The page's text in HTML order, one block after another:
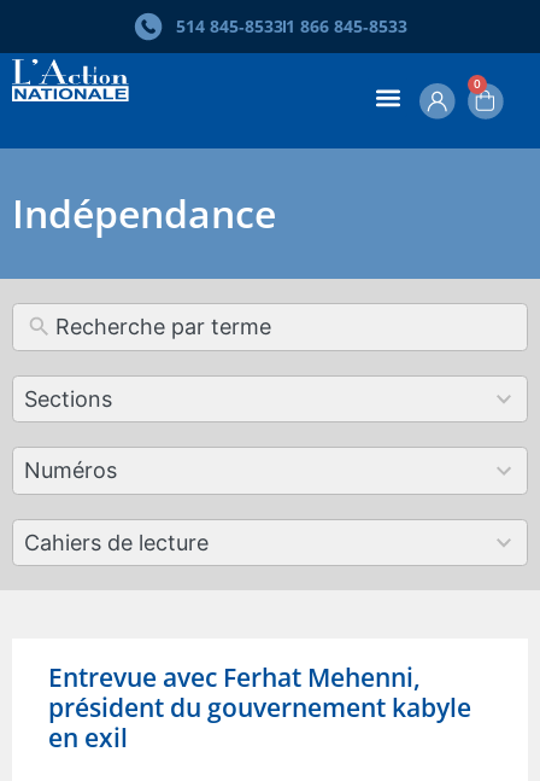
514 845‑85331 866 845‑8533
0
Indépendance
Sections
12
results
Numéros
179
results
Cahiers de lecture
50
results
Entrevue avec Ferhat Mehenni,
président du gouvernement kabyle
en exil